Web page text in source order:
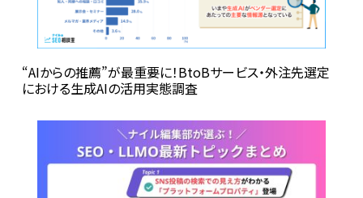
“AIからの推薦”が最重要に！BtoBサービス・外注先選定
における生成AIの活用実態調査